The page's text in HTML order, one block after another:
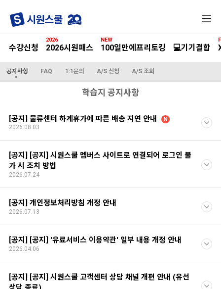
메
수강신청 2026시원패스
2026
100일만에프리토킹
NEW
💻기기결합
공지사항 FAQ 1:1문의 A/S 신청 A/S 조회
학습지 공지사항
[공지] 물류센터 하계휴가에 따른 배송 지연 안내
N
2026.08.03
[공지] [공지] 시원스쿨 멤버스 사이트로 연결되어 로그인 불
가 시 조치 방법
2026.07.24
[공지] 개인정보처리방침 개정 안내
2026.07.13
[공지] [공지] '유료서비스 이용약관' 일부 내용 개정 안내
2026.04.06
[공지] [공지] 시원스쿨 고객센터 상담 채널 개편 안내 (유선